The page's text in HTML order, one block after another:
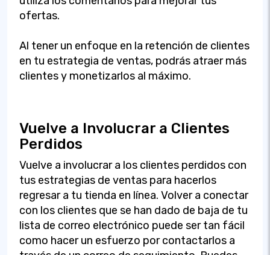
ofertas.
Al tener un enfoque en la retención de clientes
en tu estrategia de ventas, podrás atraer más
clientes y monetizarlos al máximo.
Vuelve a Involucrar a Clientes
Perdidos
Vuelve a involucrar a los clientes perdidos con
tus estrategias de ventas para hacerlos
regresar a tu tienda en línea. Volver a conectar
con los clientes que se han dado de baja de tu
lista de correo electrónico puede ser tan fácil
como hacer un esfuerzo por contactarlos a